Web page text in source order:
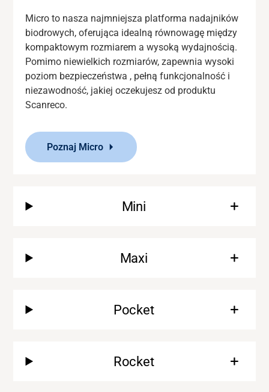
Micro to nasza najmniejsza platforma nadajników
biodrowych, oferująca idealną równowagę między
kompaktowym rozmiarem a wysoką wydajnością.
Pomimo niewielkich rozmiarów, zapewnia wysoki
poziom bezpieczeństwa , pełną funkcjonalność i
niezawodność, jakiej oczekujeszod produktu
Scanreco.
Poznaj Micro
Mini
Maxi
Pocket
Rocket